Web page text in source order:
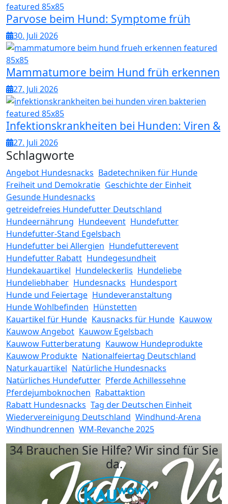
Parvose beim Hund: Symptome früh
30. Juli 2026
Mammatumore beim Hund früh erkennen
27. Juli 2026
Infektionskrankheiten bei Hunden: Viren &
27. Juli 2026
Schlagworte
Angebot Hundesnacks Badetechniken für Hunde
Freiheit und Demokratie Geschichte der Einheit
Gesunde Hundesnacks
getreidefreies Hundefutter Deutschland
Hundeernährung Hundeevent Hundefutter
Hundefutter-Stand Egelsbach
Hundefutter bei Allergien Hundefutterevent
Hundefutter Rabatt Hundegesundheit
Hundekauartikel Hundeleckerlis Hundeliebe
Hundeliebhaber Hundesnacks Hundesport
Hunde und Feiertage Hundeveranstaltung
Hunde Wohlbefinden Hünstetten
Kauartikel für Hunde Kausnacks für Hunde Kauwow
Kauwow Angebot Kauwow Egelsbach
Kauwow Futterberatung Kauwow Hundeprodukte
Kauwow Produkte Nationalfeiertag Deutschland
Naturkauartikel Natürliche Hundesnacks
Natürliches Hundefutter Pferde Achillessehne
Pferdejumboknochen Rabattaktion
Rabatt Hundesnacks Tag der Deutschen Einheit
Wiedervereinigung Deutschland Windhund-Arena
Windhundrennen WM-Revanche 2025
34 Brauchen Sie Hilfe? Wir sind für Sie
da.